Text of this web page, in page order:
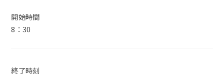
開始時間
8：30
終了時刻